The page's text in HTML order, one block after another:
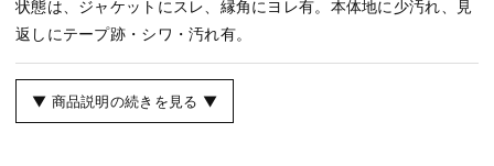
状態は、ジャケットにスレ、縁角にヨレ有。本体地に少汚れ、見
返しにテープ跡・シワ・汚れ有。
▼ 商品説明の続きを見る ▼